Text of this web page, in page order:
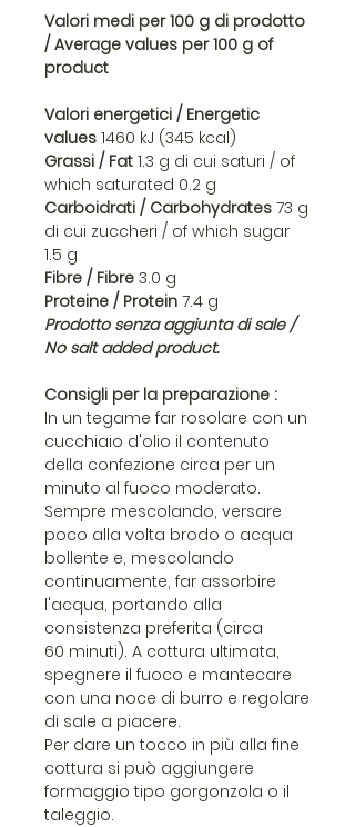
Valori medi per 100 g di prodotto
/ Average values per 100 g of
product
Valori energetici / Energetic
values 1460 kJ (345 kcal)
Grassi / Fat 1.3 g di cui saturi / of
which saturated 0.2 g
Carboidrati / Carbohydrates 73 g
di cui zuccheri / of which sugar
1.5 g
Fibre / Fibre 3.0 g
Proteine / Protein 7.4 g
Prodotto senza aggiunta di sale /
No salt added product.
Consigli per la preparazione :
In un tegame far rosolare con un
cucchiaio d'olio il contenuto
della confezione circa per un
minuto al fuoco moderato.
Sempre mescolando, versare
poco alla volta brodo o acqua
bollente e, mescolando
continuamente, far assorbire
l'acqua, portando alla
consistenza preferita (circa
60 minuti). A cottura ultimata,
spegnere il fuoco e mantecare
con una noce di burro e regolare
di sale a piacere.
Per dare un tocco in più alla fine
cottura si può aggiungere
formaggio tipo gorgonzola o il
taleggio.